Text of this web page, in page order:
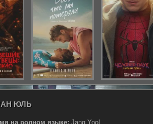
ЮЛЬ
на родном языке: Jang Yool